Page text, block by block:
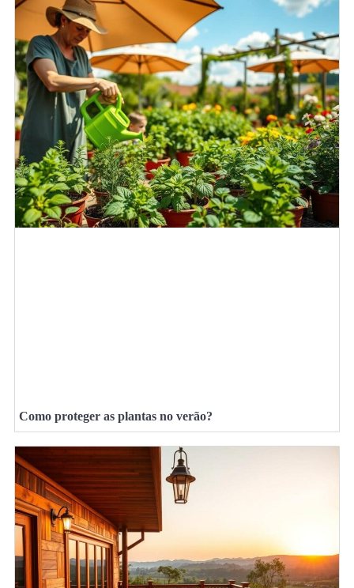
Como proteger as plantas no verão?